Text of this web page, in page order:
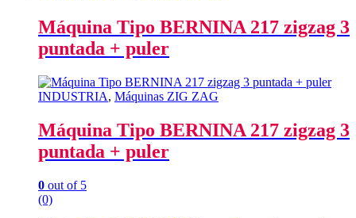
Máquina Tipo BERNINA 217 zigzag 3
puntada + puler
INDUSTRIA, Máquinas ZIG ZAG
Máquina Tipo BERNINA 217 zigzag 3
puntada + puler
0 out of 5
(0)